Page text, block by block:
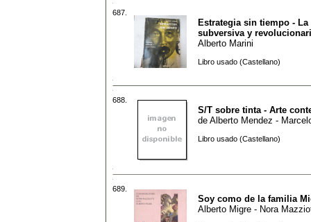
687.
Estrategia sin tiempo - La
subversiva y
Alberto Marini
Libro usado (Castellano)
688.
S/T sobre tinta - Arte
de Alberto Mendez -
Libro usado (Castellano)
689.
Soy como de la familia
Alberto Migre - Nora